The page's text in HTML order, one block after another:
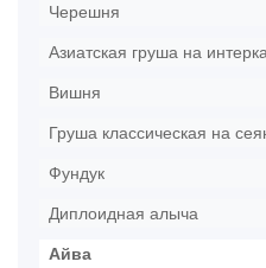
Черешня
Азиатская груша на
Вишня
Груша классическая на
Фундук
Диплоидная алыча
Айва